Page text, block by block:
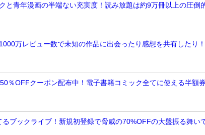
と青年漫画の半端ない充実度！読み放題は約9万冊以上の圧倒
万レビュー数で未知の作品に出会ったり感想を共有したり
％OFFクーポン配布中！電子書籍コミック全てに使える半額
るブックライブ！新規初登録で脅威の70%OFFの大盤振る舞い